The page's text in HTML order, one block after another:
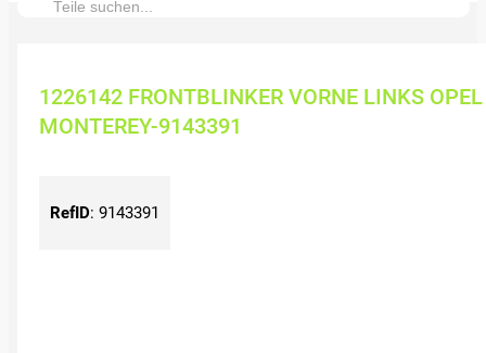
Suche:
1226142 FRONTBLINKER VORNE LINKS OPEL
MONTEREY-9143391
RefID: 9143391